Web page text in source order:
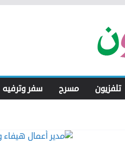
تلفزيون مسرح سفر وترفيه